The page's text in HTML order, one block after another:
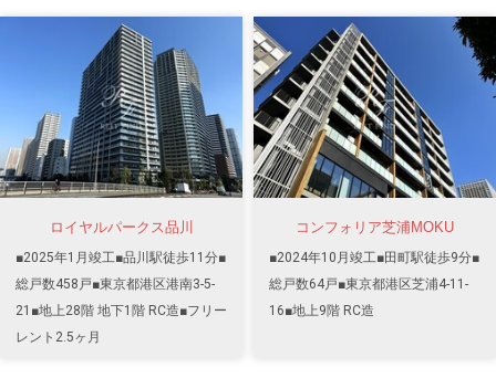
ロイヤルパークス品川
■2025年1月竣工■品川駅徒歩11分■
総戸数458戸■東京都港区港南3-5-
21■地上28階 地下1階 RC造■フリー
レント2.5ヶ月
コンフォリア芝浦MOKU
■2024年10月竣工■田町駅徒歩9分■
総戸数64戸■東京都港区芝浦4-11-
16■地上9階 RC造